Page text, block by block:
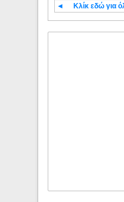
◄ Κλίκ εδώ για